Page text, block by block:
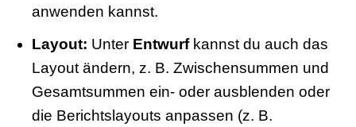
anwenden kannst.
Layout: Unter Entwurfkannst du auch das
Layout ändern, z. B. Zwischensummen und
Gesamtsummen ein- oder ausblenden oder
die Berichtslayouts anpassen (z. B.